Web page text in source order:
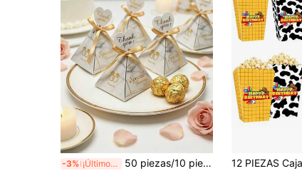
-3% ¡Últimos 3 días 50 piezas/10 piezas Cajas de regalo de dulces con diseño de mármol europeo triangular y lámina de oro, cajas de recuerdos de boda con patrón de diamante, cinta de seda y etiqueta, cajas de embalaje de decoración de boda, adecuadas para recepción de boda, Día de San Valentín, compromiso y fiesta de aniversario, cajas de postres románticos